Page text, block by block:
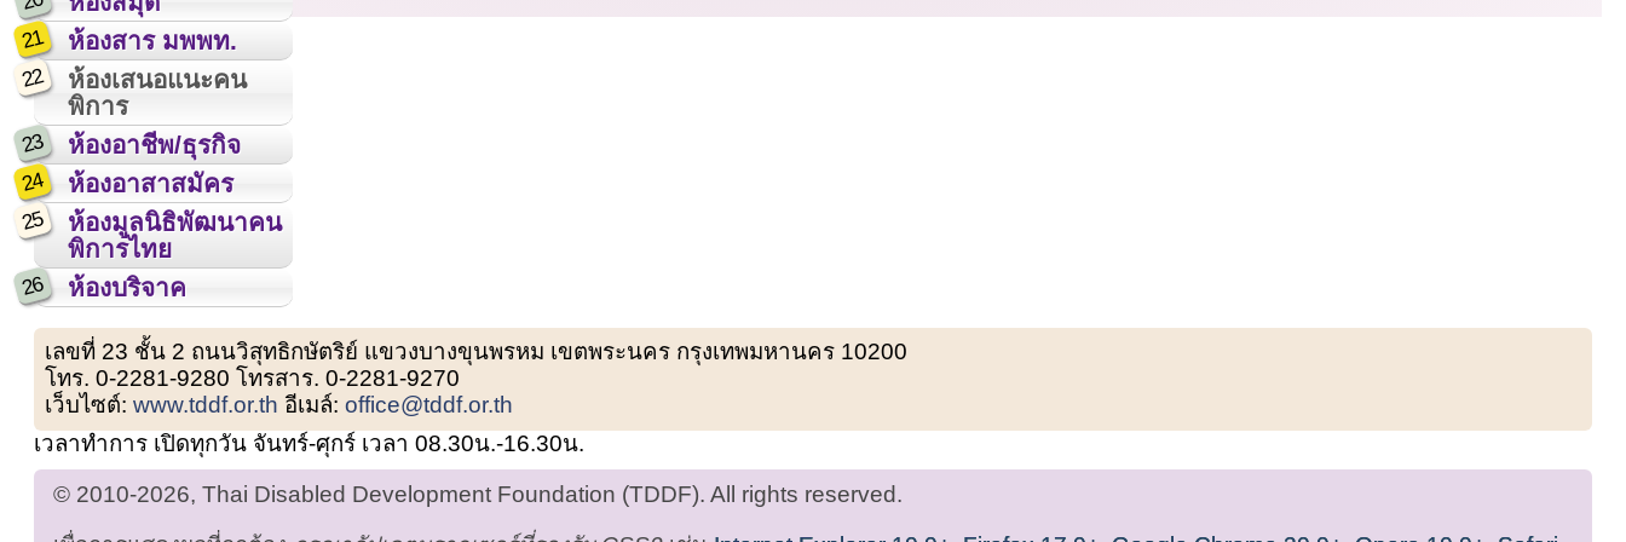
21 ห้องสาร มพพท.
22
ห้องเสนอแนะคน
พิการ
23 ห้องอาชีพ/ธุรกิจ
24 ห้องอาสาสมัคร
25
ห้องมูลนิธิพัฒนาคน
พิการไทย
26 ห้องบริจาค
เลขที่ 23 ชั้น 2 ถนนวิสุทธิกษัตริย์ แขวงบางขุนพรหม เขตพระนคร กรุงเทพมหานคร 10200
โทร. 0-2281-9280 โทรสาร. 0-2281-9270
เว็บไซต์:www.tddf.or.th อีเมล์:office@tddf.or.th
เวลาทำการ เปิดทุกวัน จันทร์-ศุกร์ เวลา 08.30น.-16.30น.
© 2010-2026, Thai Disabled Development Foundation (TDDF). All rights reserved.